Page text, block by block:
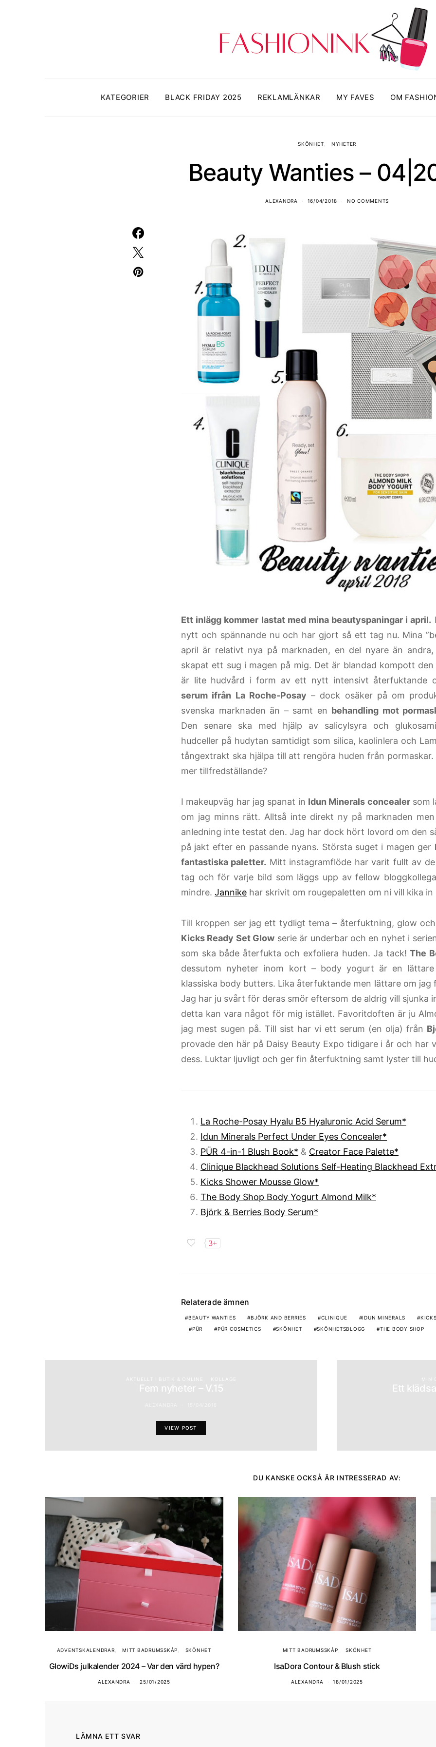
KATEGORIER BLACK FRIDAY 2025 REKLAMLÄNKAR MY FAVES OM
SKÖNHET NYHETER
Beauty Wanties –
ALEXANDRA 16/04/2018 NO COMMENTS
Ett inlägg kommer lastat med mina beautyspaningar i april.
nytt och spännande nu och har gjort så ett tag nu. Mina
april är relativt nya på marknaden, en del nyare än
skapat ett sug i magen på mig. Det är blandad kompott den
är lite hudvård i form av ett nytt intensivt återfuktande
serum ifrån La Roche-Posay – dock osäker på om
svenska marknaden än – samt en behandling mot
Den senare ska med hjälp av salicylsyra och
hudceller på hudytan samtidigt som silica, kaolinlera och
tångextrakt ska hjälpa till att rengöra huden från
mer tillfredställande?
I makeupväg har jag spanat in Idun Minerals concealersom
om jag minns rätt. Alltså inte direkt ny på marknaden
anledning inte testat den. Jag har dock hört lovord om den
på jakt efter en passande nyans. Största suget i magen ger
fantastiska paletter. Mitt instagramflöde har varit fullt av
tag och för varje bild som läggs upp av fellow
mindre. Jannike har skrivit om rougepaletten om ni vill kika in
Till kroppen ser jag ett tydligt tema – återfuktning, glow
Kicks Ready Set Glow serie är underbar och en nyhet i
som ska både återfukta och exfoliera huden. Ja tack!The
dessutom nyheter inom kort – body yogurt är en
klassiska body butters. Lika återfuktande men lättare om
Jag har ju svårt för deras smör eftersom de aldrig vill sjunka
detta kan vara något för mig istället. Favoritdoften är ju
jag mest sugen på. Till sist har vi ett serum (en olja) från
provade den här på Daisy Beauty Expo tidigare i år och har
dess. Luktar ljuvligt och ger fin återfuktning samt lyster till
La Roche-Posay Hyalu B5 Hyaluronic Acid Serum*
Idun Minerals Perfect Under Eyes Concealer*
PÜR 4-in-1 Blush Book* & Creator Face Palette*
Clinique Blackhead Solutions Self-Heating Blackhead
Kicks Shower Mousse Glow*
The Body Shop Body Yogurt Almond Milk*
Björk & Berries Body Serum*
3+
Relaterade ämnen
BEAUTY WANTIES BJÖRK AND BERRIES CLINIQUE IDUN MINERALS KICKS
PÜR
PÜR COSMETICS SKÖNHET SKÖNHETSBLOGG THE BODY SHOP
AKTUELLT I BUTIK & ONLINE KOLLAGE
Fem nyheter – V.15
VIEW POST
MIN
Ett
DU KANSKE OCKSÅ ÄR INTRESSERAD AV:
ADVENTSKALENDRAR MITT BADRUMSSKÅP SKÖNHET
GlowiDs julkalender 2024 – Var den värd hypen?
ALEXANDRA 25/01/2025
MITT BADRUMSSKÅP SKÖNHET
IsaDora Contour & Blush stick
ALEXANDRA 18/01/2025
LÄMNA ETT SVAR